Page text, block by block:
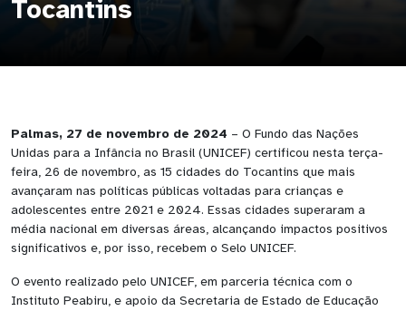
Tocantins
Palmas, 27 de novembro de 2024 – O Fundo das Nações
Unidas para a Infância no Brasil (UNICEF) certificou nesta terça-
feira, 26 de novembro, as 15 cidades do Tocantins que mais
avançaram nas políticas públicas voltadas para crianças e
adolescentes entre 2021 e 2024. Essas cidades superaram a
média nacional em diversas áreas, alcançando impactos positivos
significativos e, por isso, recebem o Selo UNICEF.
O evento realizado pelo UNICEF, em parceria técnica com o
Instituto Peabiru, e apoio da Secretaria de Estado de Educação